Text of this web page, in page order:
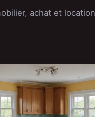
achat et location